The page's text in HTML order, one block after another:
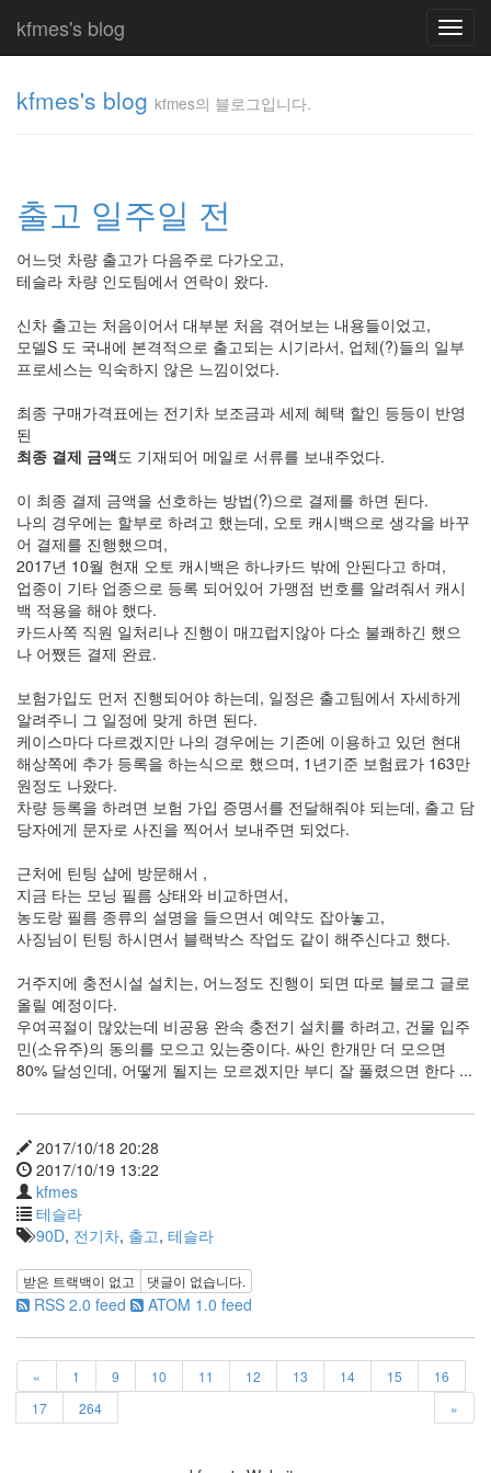
kfmes's blog
kfmes's blog kfmes의 블로그입니다.
출고 일주일 전
어느덧 차량 출고가 다음주로 다가오고,
테슬라 차량 인도팀에서 연락이 왔다.
신차 출고는 처음이어서 대부분 처음 겪어보는 내용들이었고,
모델S 도 국내에 본격적으로 출고되는 시기라서, 업체(?)들의 일부
프로세스는 익숙하지 않은 느낌이었다.
최종 구매가격표에는 전기차 보조금과 세제 혜택 할인 등등이 반영
된
최종 결제 금액도 기재되어 메일로 서류를 보내주었다.
이 최종 결제 금액을 선호하는 방법(?)으로 결제를 하면 된다.
나의 경우에는 할부로 하려고 했는데, 오토 캐시백으로 생각을 바꾸
어 결제를 진행했으며,
2017년 10월 현재 오토 캐시백은 하나카드 밖에 안된다고 하며,
업종이 기타 업종으로 등록 되어있어 가맹점 번호를 알려줘서 캐시
백 적용을 해야 했다.
카드사쪽 직원 일처리나 진행이 매끄럽지않아 다소 불쾌하긴 했으
나 어쨌든 결제 완료.
보험가입도 먼저 진행되어야 하는데, 일정은 출고팀에서 자세하게
알려주니 그 일정에 맞게 하면 된다.
케이스마다 다르겠지만 나의 경우에는 기존에 이용하고 있던 현대
해상쪽에 추가 등록을 하는식으로 했으며, 1년기준 보험료가 163만
원정도 나왔다.
차량 등록을 하려면 보험 가입 증명서를 전달해줘야 되는데, 출고 담
당자에게 문자로 사진을 찍어서 보내주면 되었다.
근처에 틴팅 샵에 방문해서 ,
지금 타는 모닝 필름 상태와 비교하면서,
농도랑 필름 종류의 설명을 들으면서 예약도 잡아놓고,
사징님이 틴팅 하시면서 블랙박스 작업도 같이 해주신다고 했다.
거주지에 충전시설 설치는, 어느정도 진행이 되면 따로 블로그 글로
올릴 예정이다.
우여곡절이 많았는데 비공용 완속 충전기 설치를 하려고, 건물 입주
민(소유주)의 동의를 모으고 있는중이다. 싸인 한개만 더 모으면
80% 달성인데, 어떻게 될지는 모르겠지만 부디 잘 풀렸으면 한다 ...
2017/10/18 20:28
2017/10/19 13:22
kfmes
테슬라
90D, 전기차, 출고, 테슬라
받은 트랙백이 없고 댓글이 없습니다.
RSS 2.0 feed ATOM 1.0 feed
« 1 9 10 11 12 13 14 15
16
17
264 »
입니
다.
Tag
Cloud
kfmes
JateON
테
라
Java
자
테
온
델
전
기
차
PSP
Linux
90D
ACECOMBAT
nateon
ghackfair
FLIT
모
play
movie
Eclipse
트
android
모